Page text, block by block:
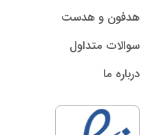
هدفون و هدست
سوالات متداول
درباره ما